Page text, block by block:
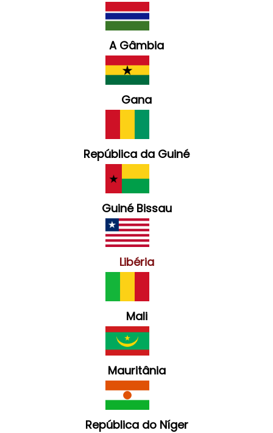
A Gâmbia
Gana
República da Guiné
Guiné Bissau
Libéria
Mali
Mauritânia
República do Níger